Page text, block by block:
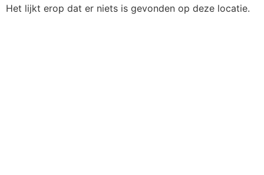
Het lijkt erop dat er niets is gevonden op deze locatie.